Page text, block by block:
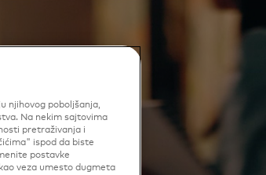
Pogledajte kako omogućavamo
pametnije, brže odluke koje
pojačavaju sigurnost i čine svaki
trenutak kontakta značajnim.
njihovog poboljšanja,
Na nekim sajtovima
pretraživanja i
ispod da biste
postavke
veza umesto dugmeta